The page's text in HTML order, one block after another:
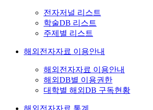
전자저널 리스트
학술DB 리스트
주제별 리스트
해외전자자료 이용안내
해외전자자료 이용안내
해외DB별 이용권한
대학별 해외DB 구독현황
해외전자자료 통계